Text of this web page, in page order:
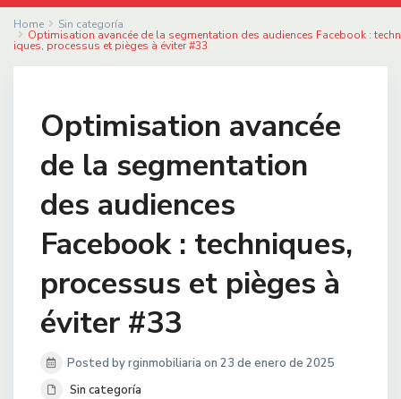
Home Sin categoría
Optimisation avancée de la segmentation des audiences Facebook : techn
iques, processus et pièges à éviter #33
Optimisation avancée
de la segmentation
des audiences
Facebook : techniques,
processus et pièges à
éviter #33
Posted by rginmobiliaria on 23 de enero de 2025
Sin categoría